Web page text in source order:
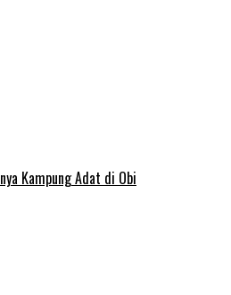
Kampung Adat di Obi